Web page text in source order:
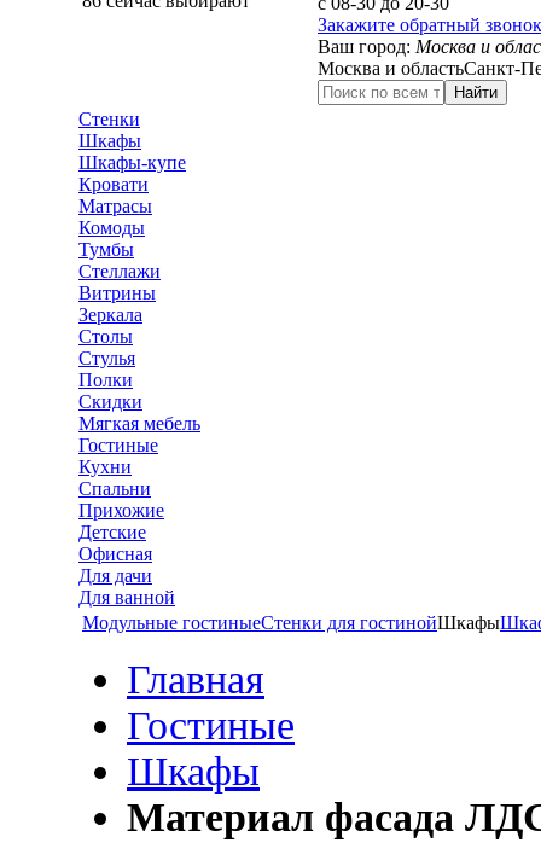
Закажите обратный звонок
Ваш город: Москва и
Москва и областьСанкт-
Найти
Стенки
Шкафы
Шкафы-купе
Кровати
Матрасы
Комоды
Тумбы
Стеллажи
Витрины
Зеркала
Столы
Стулья
Полки
Скидки
Мягкая мебель
Гостиные
Кухни
Спальни
Прихожие
Детские
Офисная
Для дачи
Для ванной
Модульные гостиныеСтенки для гостинойШкафы
Главная
Гостиные
Шкафы
Материал фасада